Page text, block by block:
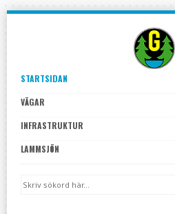
content
STARTSIDAN
VÄGAR
INFRASTRUKTUR
LAMMSJÖN